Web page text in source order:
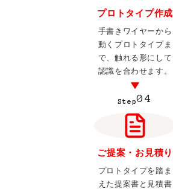
プロトタイプ作成
手書きワイヤーから
動くプロトタイプま
で、触れる形にして
認識を合わせます。
Step04
ご提案・お見積り
プロトタイプを踏ま
えた提案書と見積書